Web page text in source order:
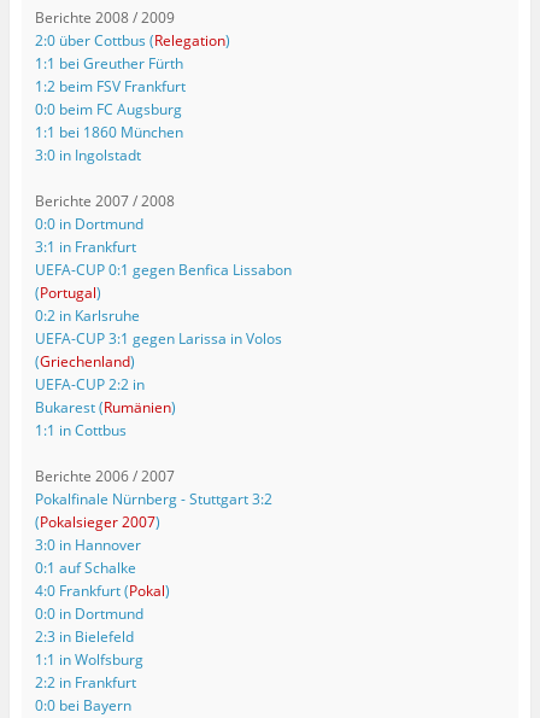
Berichte 2008 / 2009
2:0 über Cottbus (Relegation)
1:1 bei Greuther Fürth
1:2 beim FSV Frankfurt
0:0 beim FC Augsburg
1:1 bei 1860 München
3:0 in Ingolstadt
Berichte 2007 / 2008
0:0 in Dortmund
3:1 in Frankfurt
UEFA-CUP 0:1 gegen Benfica Lissabon
(Portugal)
0:2 in Karlsruhe
UEFA-CUP 3:1 gegen Larissa in Volos
(Griechenland)
UEFA-CUP 2:2 in
Bukarest (Rumänien)
1:1 in Cottbus
Berichte 2006 / 2007
Pokalfinale Nürnberg - Stuttgart 3:2
(Pokalsieger 2007)
3:0 in Hannover
0:1 auf Schalke
4:0 Frankfurt (Pokal)
0:0 in Dortmund
2:3 in Bielefeld
1:1 in Wolfsburg
2:2 in Frankfurt
0:0 bei Bayern